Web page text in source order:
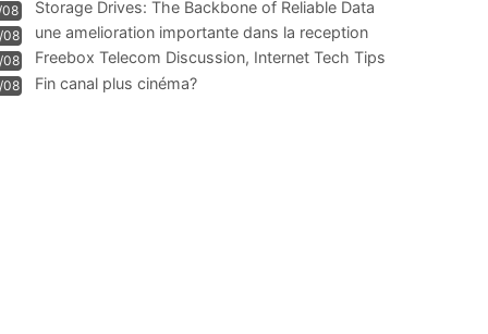
Storage Drives: The Backbone of Reliable Data
Management
une amelioration importante dans la reception
WIFI
Freebox Telecom Discussion, Internet Tech Tips
Communi
Fin canal plus cinéma?